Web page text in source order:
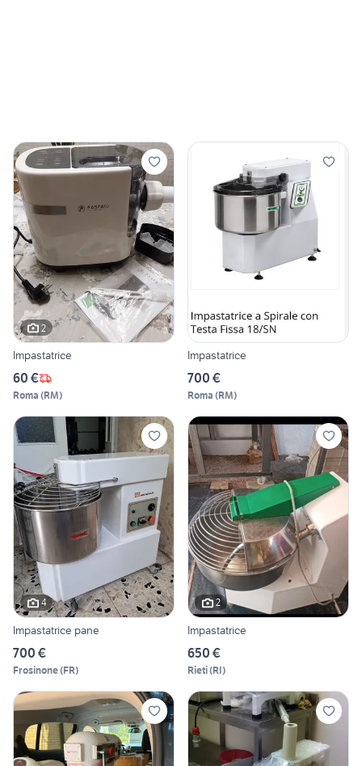
2
Impastatrice
60 €
Roma (RM)
Impastatrice
700 €
Roma (RM)
4
Impastatrice pane
700 €
Frosinone(FR)
2
Impastatrice
650 €
Rieti(RI)